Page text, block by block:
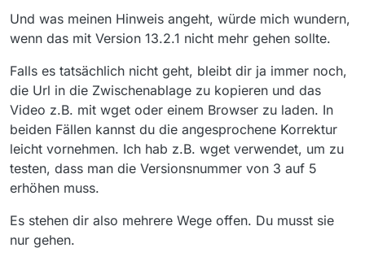
Und was meinen Hinweis angeht, würde mich wundern,
wenn das mit Version 13.2.1 nicht mehr gehen sollte.
Falls es tatsächlich nicht geht, bleibt dir ja immer noch,
die Url in die Zwischenablage zu kopieren und das
Video z.B. mit wget oder einem Browser zu laden. In
beiden Fällen kannst du die angesprochene Korrektur
leicht vornehmen. Ich hab z.B. wget verwendet, um zu
testen, dass man die Versionsnummer von 3 auf 5
erhöhen muss.
Es stehen dir also mehrere Wege offen. Du musst sie
nur gehen.